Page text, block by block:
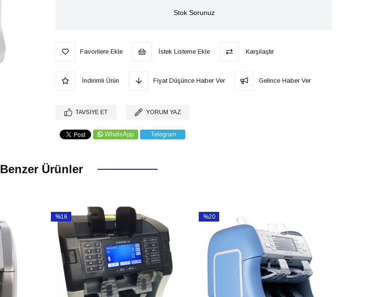
Stok Sorunuz
Favorilere Ekle İstek Listeme Ekle Karşılaştır
İndirimli Ürün Fiyat Düşünce Haber Ver Gelince Haber Ver
TAVSIYE ET YORUM YAZ
WhatsApp Telegram
Benzer Ürünler
%16
İndirim
%16İndirim
%20
%20İndirim